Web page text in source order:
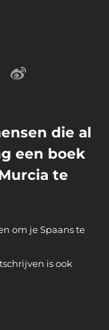
die al
een boek
te
om je Spaans te
is ook